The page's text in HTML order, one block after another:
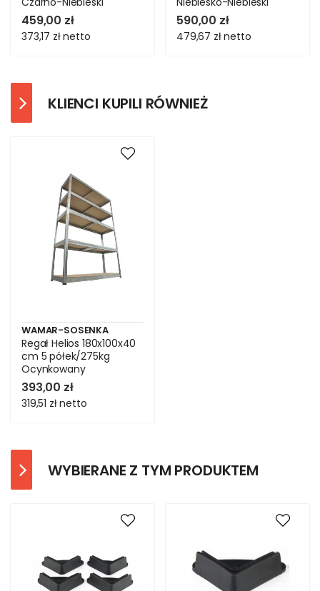
459,00 zł
373,17 złnetto
590,00 zł
479,67 złnetto
KLIENCI KUPILI RÓWNIEŻ
WAMAR-SOSENKA
Regał Helios 180x100x40
cm 5 półek/275kg
Ocynkowany
393,00 zł
319,51 złnetto
WYBIERANE Z TYM PRODUKTEM